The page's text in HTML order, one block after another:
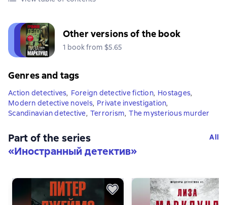
Other versions of the book
1 book from $5.65
Genres and tags
Action detectives, Foreign detective fiction, Hostages,
Modern detective novels, Private investigation,
Scandinavian detective, Terrorism, The mysterious murder
Part of the series
«Иностранный детектив»
All